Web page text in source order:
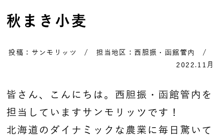
秋まき小麦
投稿：サンモリッツ / 担当地区：西胆振・函館管内 /
2022.11月
皆さん、こんにちは。西胆振・函館管内を
担当していますサンモリッツです！
北海道のダイナミックな農業に毎日驚いて